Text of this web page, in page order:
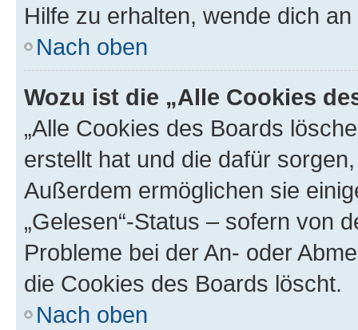
Hilfe zu erhalten, wende dich
Nach oben
Wozu ist die „Alle Cookies
„Alle Cookies des Boards
erstellt hat und die dafür
Außerdem ermöglichen sie
„Gelesen“-Status – sofern von
Probleme bei der An- oder
die Cookies des Boards löscht.
Nach oben